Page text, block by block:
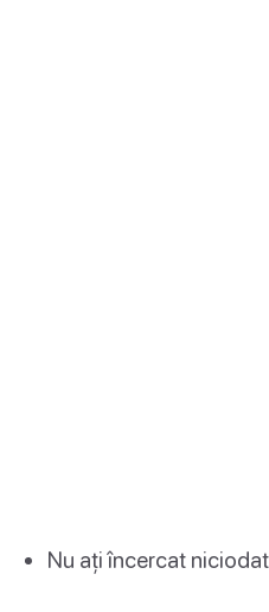
Nu ați încercat